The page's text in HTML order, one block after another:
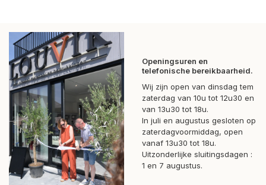
Openingsuren en
telefonische bereikbaarheid.
Wij zijn open van dinsdag tem
zaterdag van 10u tot 12u30 en
van 13u30 tot 18u.
In juli en augustus gesloten op
zaterdagvoormiddag, open
vanaf 13u30 tot 18u.
Uitzonderlijke sluitingsdagen :
1 en 7 augustus.